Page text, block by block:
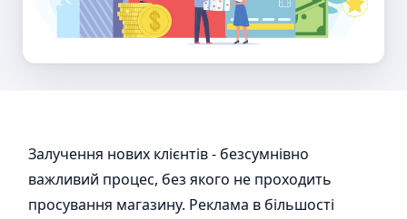
Залучення нових клієнтів - безсумнівно
важливий процес, без якого не проходить
просування магазину. Реклама в більшості